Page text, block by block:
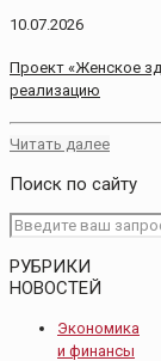
10.07.2026
Проект «Женское
реализацию
Читать далее
Поиск по сайту
РУБРИКИ
НОВОСТЕЙ
Экономика
и финансы